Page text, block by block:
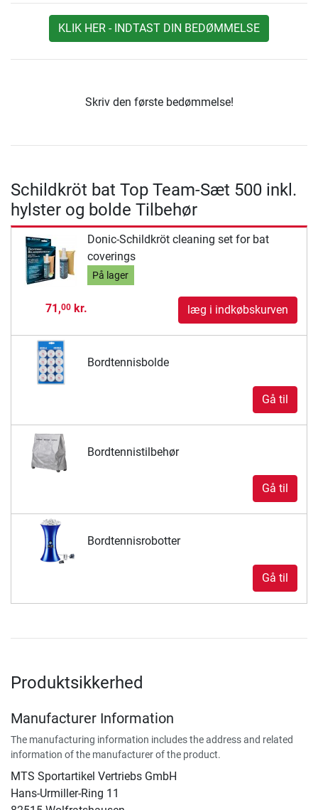
KLIK HER - INDTAST DIN BEDØMMELSE
Skriv den første bedømmelse!
Schildkröt bat Top Team-Sæt 500 inkl.
hylster og bolde Tilbehør
Donic-Schildkröt cleaning set for bat
coverings
På lager
71,00kr. læg i indkøbskurven
Bordtennisbolde
Gå til
Bordtennistilbehør
Gå til
Bordtennisrobotter
Gå til
Produktsikkerhed
Manufacturer Information
The manufacturing information includes the address and related
information of the manufacturer of the product.
MTS Sportartikel Vertriebs GmbH
Hans-Urmiller-Ring 11